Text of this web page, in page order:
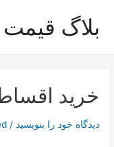
محتوا
بلاگ قیمت
خرید
دیدگاه‌ خود را بنویسید /